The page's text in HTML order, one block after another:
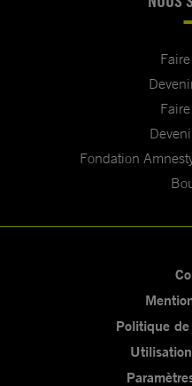
Fondation
Politique